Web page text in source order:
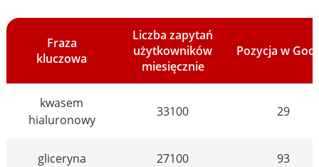
Fraza
kluczowa
Liczba zapytań
użytkowników
miesięcznie
Pozycja w
kwasem
hialuronowy
33100 29
gliceryna 27100 93